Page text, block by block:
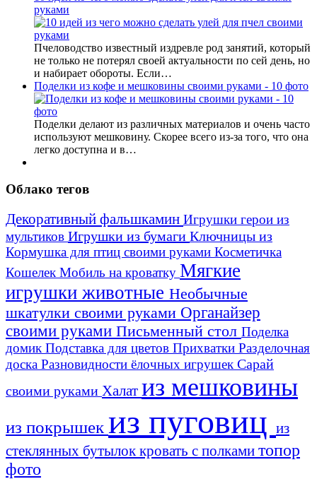
руками
Пчеловодство известный издревле род занятий, который
не только не потерял своей актуальности по сей день, но
и набирает обороты. Если…
Поделки из кофе и мешковины своими руками - 10 фото
Поделки делают из различных материалов и очень часто
используют мешковину. Скорее всего из-за того, что она
легко доступна и в…
Облако тегов
Декоративный фальшкамин Игрушки герои из
мультиков Игрушки из бумаги Ключницы из
Кормушка для птиц своими руками Косметичка
Кошелек Мобиль на кроватку Мягкие
игрушки животные Необычные
шкатулки своими руками Органайзер
своими руками Письменный стол Поделка
домик Подставка для цветов Прихватки Разделочная
доска Разновидности ёлочных игрушек Сарай
своими руками Халат из мешковины
из покрышек из пуговиц из
стеклянных бутылоккровать с полками топор
фото